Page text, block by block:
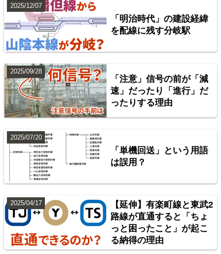
配線略図で辿る首都圏の回送列車2 特急型車両編
楽天市場 書泉 BOOTH
神奈川臨海鉄道配線略図 増補版
楽天市場 書泉 BOOTH
「明治時代」の建設経緯
を配線に残す分岐駅
2025/12/07
「注意」信号の前が「減
速」だったり「進行」だ
ったりする理由
2025/09/28
「単機回送」という用語
は誤用？
2025/07/20
【延伸】有楽町線と東武2
路線が直通すると「ちょ
っと困ったこと」が起こ
る納得の理由
2025/04/17